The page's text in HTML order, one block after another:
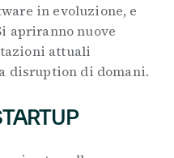
in evoluzione, e
apriranno nuove
attuali
disruption di domani.